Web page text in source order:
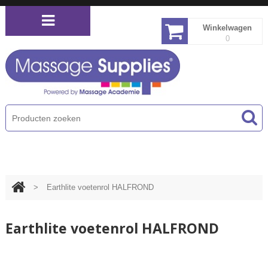
Winkelwagen
0
> Earthlite voetenrol HALFROND
Earthlite voetenrol HALFROND